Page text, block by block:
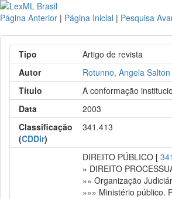
Página Anterior | Página Inicial | Pesquisa
Tipo
Artigo de revista
Autor
Rotunno, Angela Salton
Título
A conformação
Data
2003
Classificação
(CDDir)
341.413
DIREITO PÚBLICO [341
» DIREITO
»» Organização
»»» Ministério público.